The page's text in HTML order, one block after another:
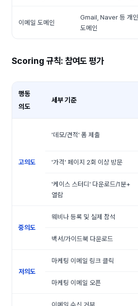
이메일 도메인
Gmail, Naver 등 개인
도메인
Scoring 규칙: 참여도 평가
행동
의도
세부 기준
고의도
'데모/견적' 폼 제출
'가격' 페이지 2회 이상 방문
'케이스 스터디' 다운로드/1분+
열람
중의도
웨비나 등록 및 실제 참석
백서/가이드북 다운로드
저의도
마케팅 이메일 링크 클릭
마케팅 이메일 오픈